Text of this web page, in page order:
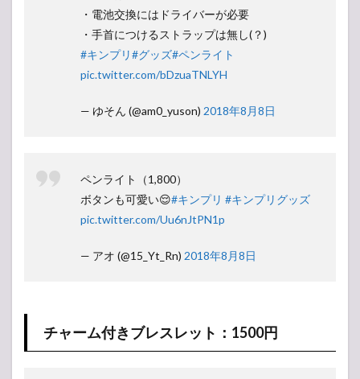
・電池交換にはドライバーが必要
・手首につけるストラップは無し(？)
#キンプリ#グッズ#ペンライト
pic.twitter.com/bDzuaTNLYH
— ゆそん (@am0_yuson) 2018年8月8日
ペンライト（1,800）
ボタンも可愛い😌#キンプリ #キンプリグッズ
pic.twitter.com/Uu6nJtPN1p
— アオ (@15_Yt_Rn) 2018年8月8日
チャーム付きブレスレット：1500円